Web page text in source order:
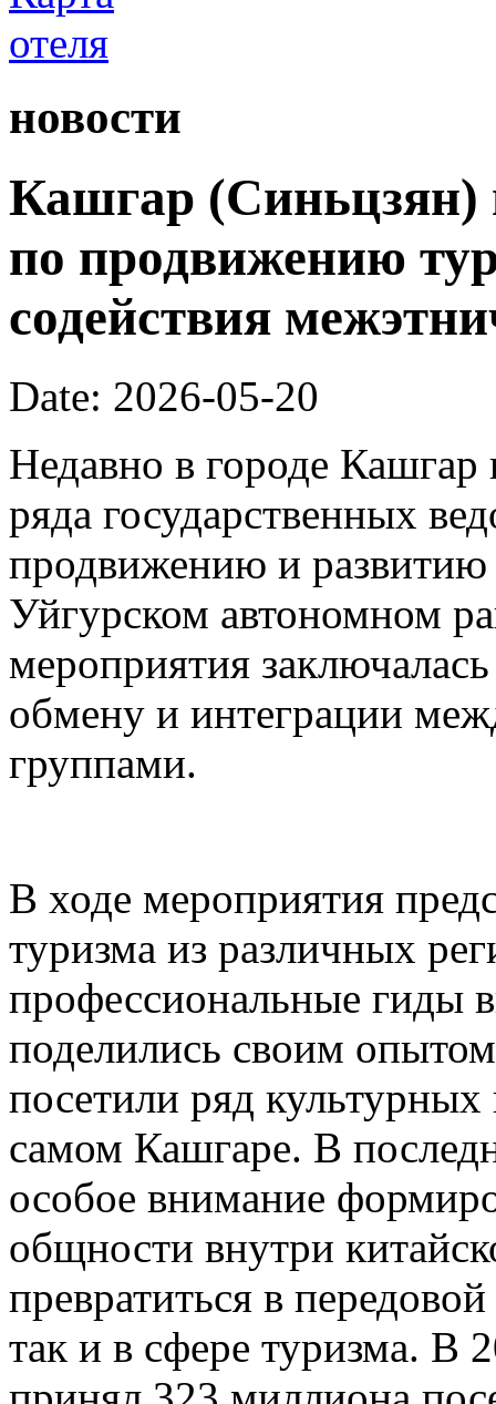
новости
Кашгар (Синьцзян)
по продвижению
содействия
Date: 2026-05-20
Недавно в городе Кашгар
ряда государственных
продвижению и развитию
Уйгурском автономном
мероприятия
обмену и интеграции
группами.
В ходе мероприятия
туризма из различных
профессиональные гиды
поделились своим
посетили ряд культурных
самом Кашгаре. В
особое внимание
общности внутри
превратиться в
так и в сфере туризма. В